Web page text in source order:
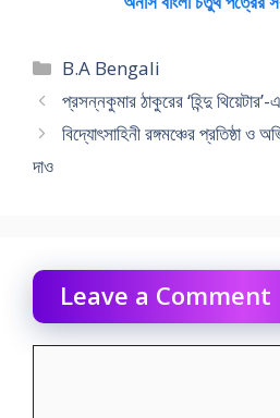
Categories
B.A Bengali
প্রসন্নকুমার ঠাকুরের ‘হিন্দু থিয়েটার’-
বিদ্যোৎসাহিনী রঙ্গমঞ্চের প্রতিষ্ঠা ও
দাও
Leave a Comment